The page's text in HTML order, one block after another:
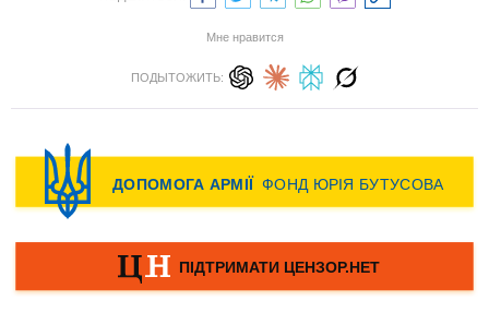
Мне нравится
ПОДЫТОЖИТЬ: